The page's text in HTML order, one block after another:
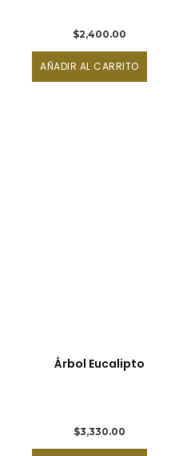
$2,400.00
AÑADIR AL CARRITO
Árbol Eucalipto
$3,330.00